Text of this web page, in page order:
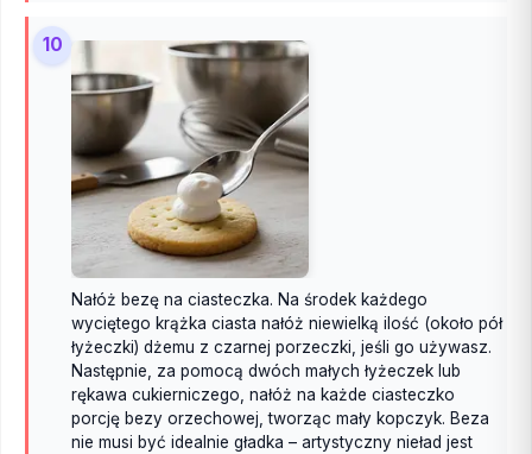
10
Nałóż bezę na ciasteczka. Na środek każdego
wyciętego krążka ciasta nałóż niewielką ilość (około pół
łyżeczki) dżemu z czarnej porzeczki, jeśli go używasz.
Następnie, za pomocą dwóch małych łyżeczek lub
rękawa cukierniczego, nałóż na każde ciasteczko
porcję bezy orzechowej, tworząc mały kopczyk. Beza
nie musi być idealnie gładka – artystyczny nieład jest